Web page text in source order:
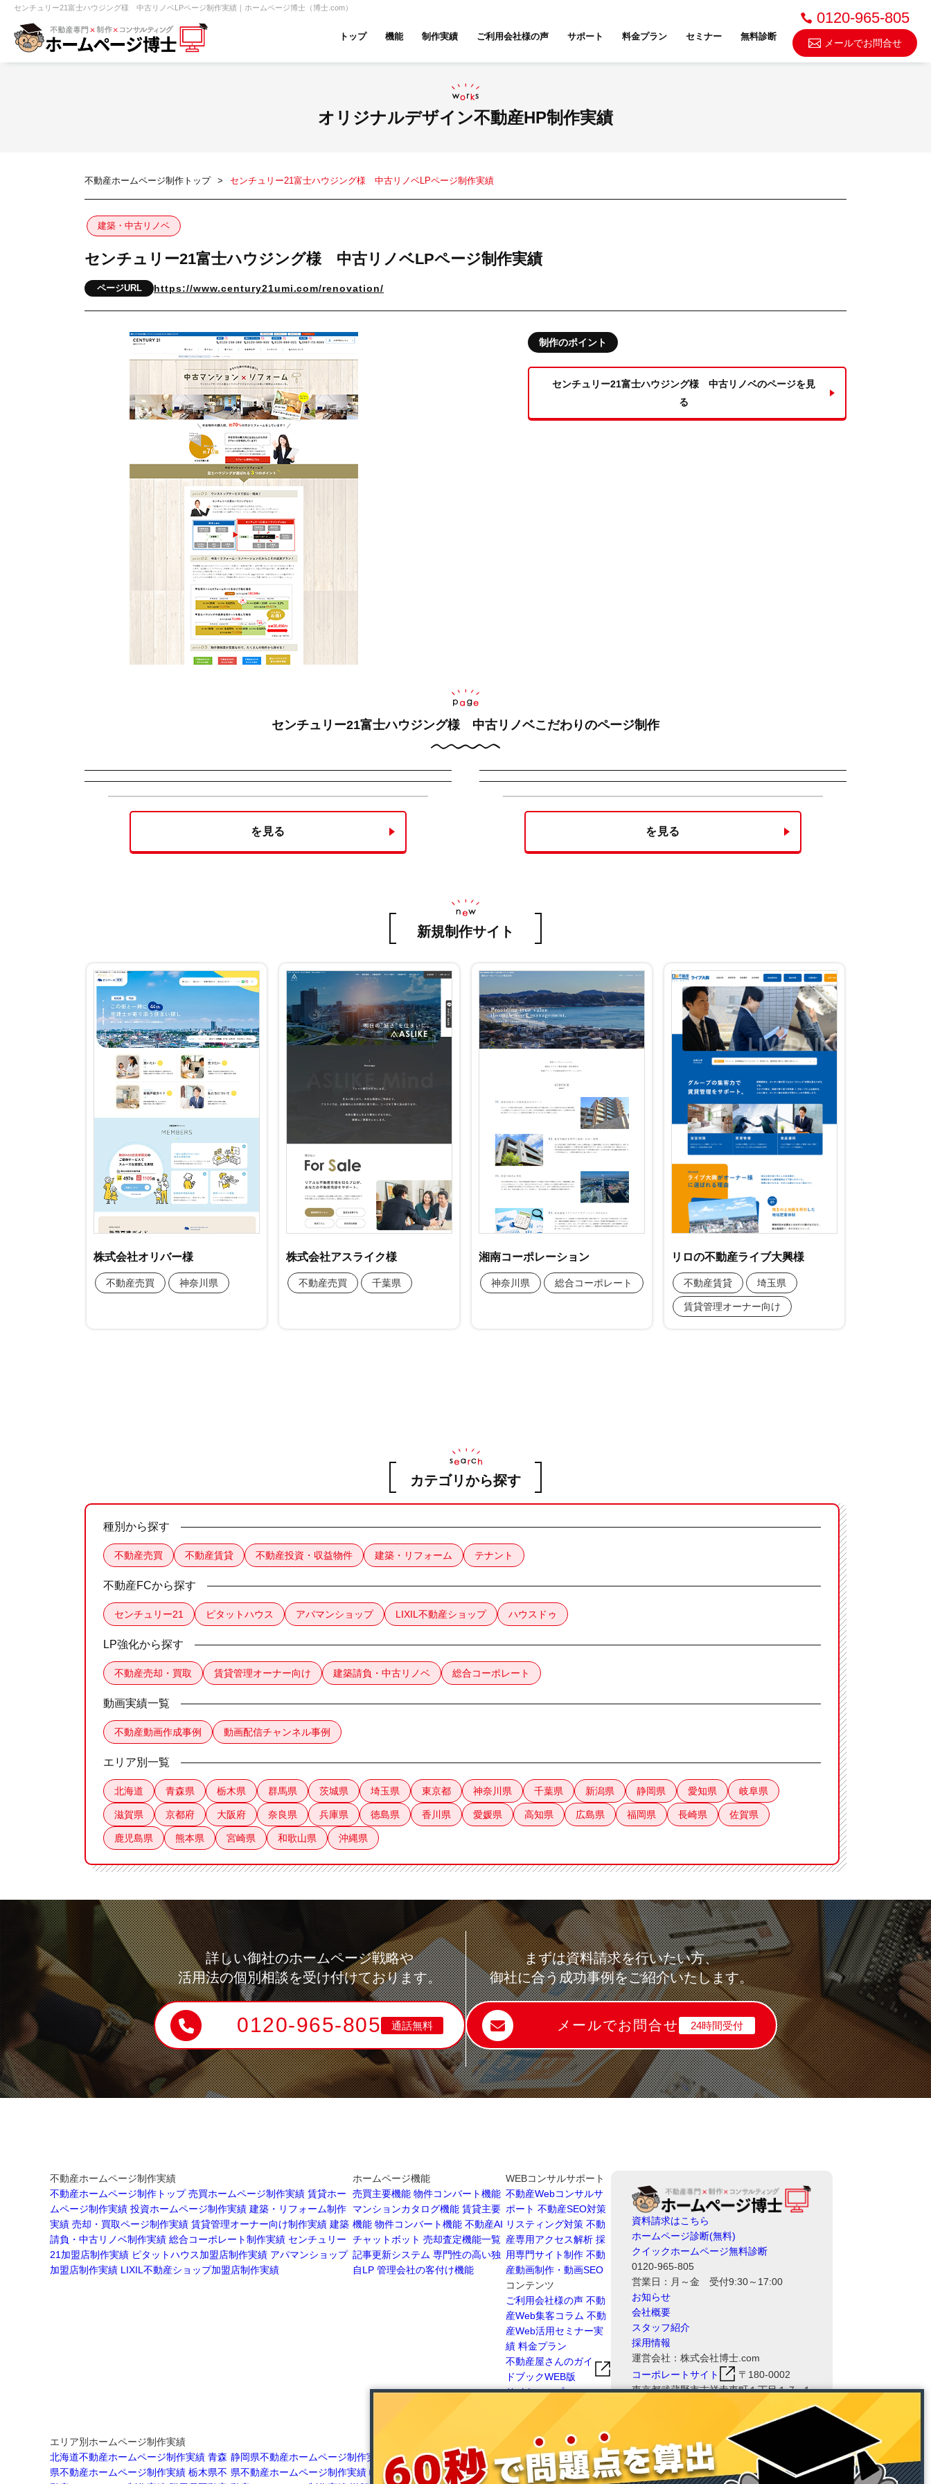
センチュリー21富士ハウジング様 中古リノベLPページ制作実績｜ホームページ博士（博士.com）
トップ 機能 制作実績
不動産投資・収益物件 建築・リフォーム テナント
不動産動画制作事例 動画配信サイト制作事例
ご利用会社様の声 サポート 料金プラン セミナー 無料診断
0120-965-805
メールでお問合せ
オリジナルデザイン不動産HP制作実績
不動産ホームページ制作トップ センチュリー21富士ハウジング様 中古リノベLPページ制作実績
建築・中古リノベ
センチュリー21富士ハウジング様 中古リノベLPページ制作実績
ページURL https://www.century21umi.com/renovation/
制作のポイント
センチュリー21富士ハウジング様 中古リノベのページを見
る
センチュリー21富士ハウジング様 中古リノベこだわりのページ制作
を見る を見る
新規制作サイト
カテゴリから探す
種別から探す
不動産売買 不動産賃貸 不動産投資・収益物件 建築・リフォーム テナント
不動産FCから探す
センチュリー21 ピタットハウス アパマンショップ LIXIL不動産ショップ ハウスドゥ
LP強化から探す
不動産売却・買取 賃貸管理オーナー向け 建築請負・中古リノベ 総合コーポレート
動画実績一覧
不動産動画作成事例 動画配信チャンネル事例
エリア別一覧
北海道 青森県 栃木県 群馬県 茨城県 埼玉県 東京都 神奈川県 千葉県 新潟県 静岡県 愛知県 岐阜県
滋賀県 京都府 大阪府 奈良県 兵庫県 徳島県 香川県 愛媛県 高知県 広島県 福岡県 長崎県 佐賀県
鹿児島県 熊本県 宮崎県 和歌山県 沖縄県
詳しい御社のホームページ戦略や
活用法の個別相談を受け付けております。
0120-965-805 通話無料
まずは資料請求を行いたい方、
御社に合う成功事例をご紹介いたします。
メールでお問合せ 24時間受付
不動産ホームページ制作実績
不動産ホームページ制作トップ 売買ホームページ制作実績 賃貸ホー
ムページ制作実績 投資ホームページ制作実績 建築・リフォーム制作
実績 売却・買取ページ制作実績 賃貸管理オーナー向け制作実績 建築
請負・中古リノベ制作実績 総合コーポレート制作実績 センチュリー
21加盟店制作実績 ピタットハウス加盟店制作実績 アパマンショップ
加盟店制作実績 LIXIL不動産ショップ加盟店制作実績
ホームページ機能
売買主要機能 物件コンバート機能
マンションカタログ機能 賃貸主要
機能 物件コンバート機能 不動産AI
チャットボット 売却査定機能一覧
記事更新システム 専門性の高い独
自LP 管理会社の客付け機能
WEBコンサルサポート
不動産Webコンサルサ
ポート 不動産SEO対策
リスティング対策 不動
産専用アクセス解析 採
用専門サイト制作 不動
産動画制作・動画SEO
コンテンツ
ご利用会社様の声 不動
産Web集客コラム 不動
産Web活用セミナー実
績 料金プラン
不動産屋さんのガイ
ドブックWEB版
サイトマップ
エリア別ホームページ制作実績
北海道不動産ホームページ制作実績 青森
県不動産ホームページ制作実績 栃木県不
静岡県不動産ホームページ制作実績
愛知
県不動産ホームページ制作実績 岐阜県不
愛媛県不動産ホームページ制作実績 高知県不
動産ホームページ制作実績 広島県不動産ホー
資料請求はこちら
ホームページ診断(無料)
クイックホームページ無料診断
0120-965-805
営業日：月～金 受付9:30～17:00
お知らせ
会社概要
スタッフ紹介
採用情報
運営会社：株式会社博士.com
コーポレートサイト
〒180-0002
東京都武蔵野市吉祥寺東町１丁目１７−１
８ 三角ビル 2F
ホームページ博士RHSの運営会社である
株式会社博士.comは、情報セキュリティ
マネジメントシステム（ISMS）の国際規
格「ISO/IEC 27001:2022（JIS Q
27001:2023）」および、品質マネジメン